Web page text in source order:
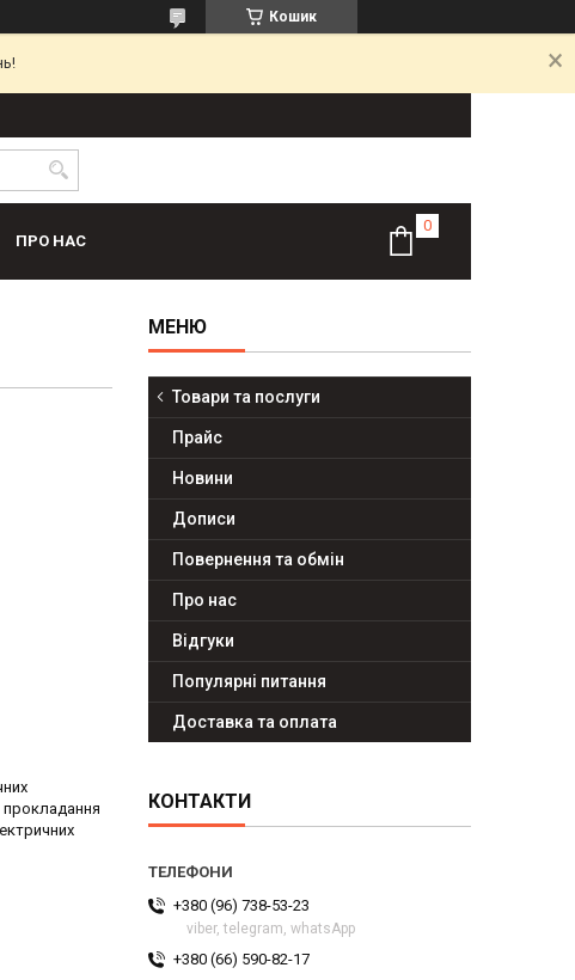
Кошик
ПРО НАС
прокладання
Товари та послуги
Прайс
Новини
Дописи
Повернення та обмін
Про нас
Відгуки
Популярні питання
Доставка та оплата
КОНТАКТИ
+380 (96) 738-53-23
viber, telegram, whatsApp
+380 (66) 590-82-17